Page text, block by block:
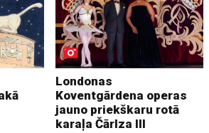
Londonas
Koventgārdena operas
jauno priekškaru rotā
karaļa Čārlza III